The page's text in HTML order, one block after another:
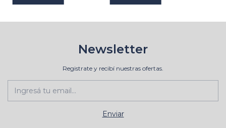
Newsletter
Registrate y recibí nuestras ofertas.